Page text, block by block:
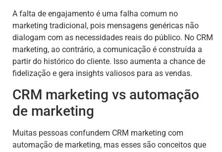
A falta de engajamento é uma falha comum no
marketing tradicional, pois mensagens genéricas não
dialogam com as necessidades reais do público. No CRM
marketing, ao contrário, a comunicação é construída a
partir do histórico do cliente. Isso aumenta a chance de
fidelização e gera insights valiosos para as vendas.
CRM marketing vs automação
de marketing
Muitas pessoas confundem CRM marketing com
automação de marketing, mas esses são conceitos que